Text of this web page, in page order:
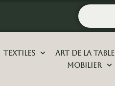
Textiles Art De La Table
Mobilier